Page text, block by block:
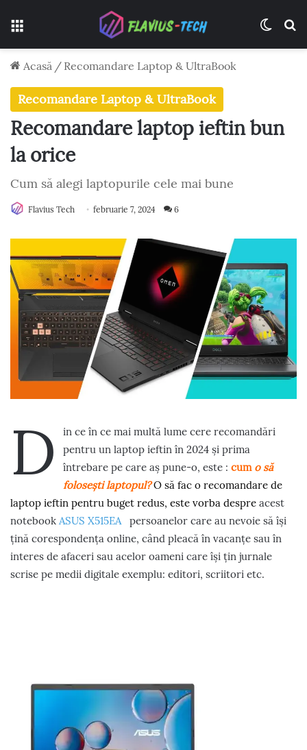
Acasă / Recomandare Laptop & UltraBook
Recomandare Laptop & UltraBook
Recomandare laptop ieftin bun
la orice
Cum să alegi laptopurile cele mai bune
Flavius Tech februarie 7, 2024 6
D
in ce în ce mai multă lume cere recomandări
pentru un laptop ieftin în 2024 și prima
întrebare pe care aș pune-o, este : cumo să
folosești laptopul? O să fac o recomandare de
laptop ieftin pentru buget redus, este vorba despre acest
notebook ASUS X515EA persoanelor care au nevoie să își
țină corespondența online, când pleacă în vacanțe sau în
interes de afaceri sau acelor oameni care își țin jurnale
scrise pe medii digitale exemplu: editori, scriitori etc.